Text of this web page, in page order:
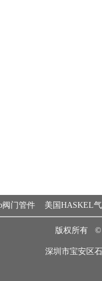
阀门管件 美国HASKEL
版权所有
深圳市宝安区